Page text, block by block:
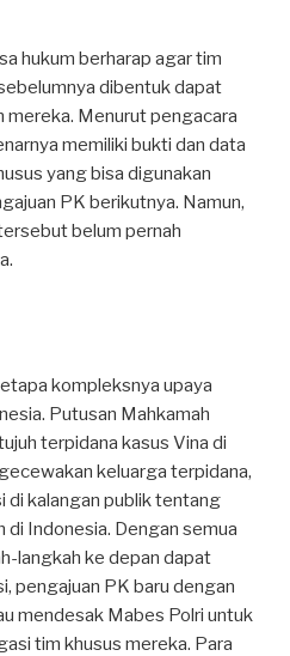
hukum berharap agar tim
dibentuk dapat
mereka. Menurut pengacara
memiliki bukti dan data
yang bisa digunakan
PK berikutnya. Namun,
belum pernah
kompleksnya upaya
Putusan Mahkamah
terpidana kasus Vina di
keluarga terpidana,
di kalangan publik tentang
di Indonesia. Dengan semua
langkah ke depan dapat
pengajuan PK baru dengan
mendesak Mabes Polri untuk
tim khusus mereka. Para